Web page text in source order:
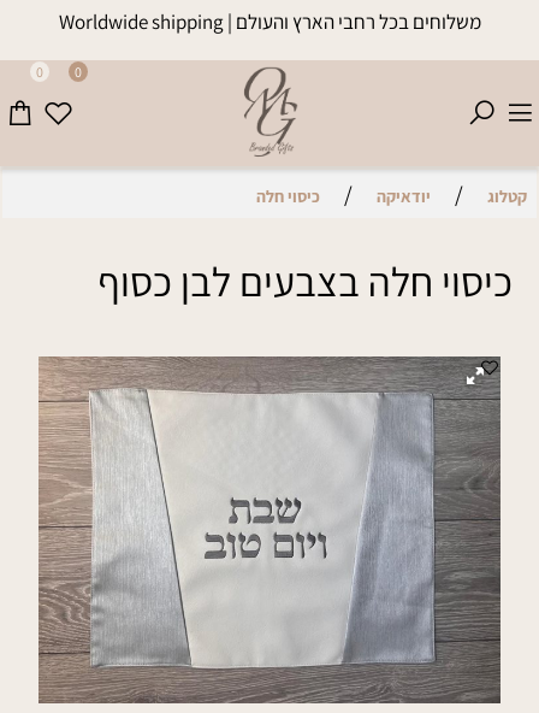
משלוחים בכל רחבי הארץ והעולם | Worldwide shipping
0 0
קטלוג / יודאיקה / כיסוי חלה
כיסוי חלה בצבעים לבן כסוף